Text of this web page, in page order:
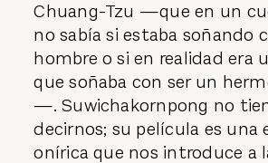
Chuang-Tzu —que en un
no sabía si estaba soñando
hombre o si en realidad era
que soñaba con ser un
—. Suwichakornpong no
decirnos; su película es una
onírica que nos introduce a